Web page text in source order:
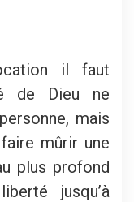
il faut
de Dieu ne
mais
mûrir une
plus profond
jusqu’à